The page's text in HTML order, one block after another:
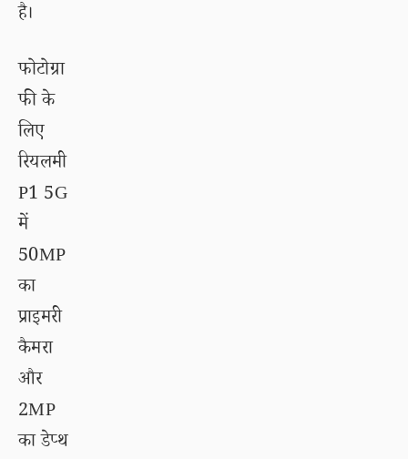
है।
फोटोग्रा
फी के
लिए
रियलमी
P1 5G
में
50MP
का
प्राइमरी
कैमरा
और
2MP
का डेप्थ